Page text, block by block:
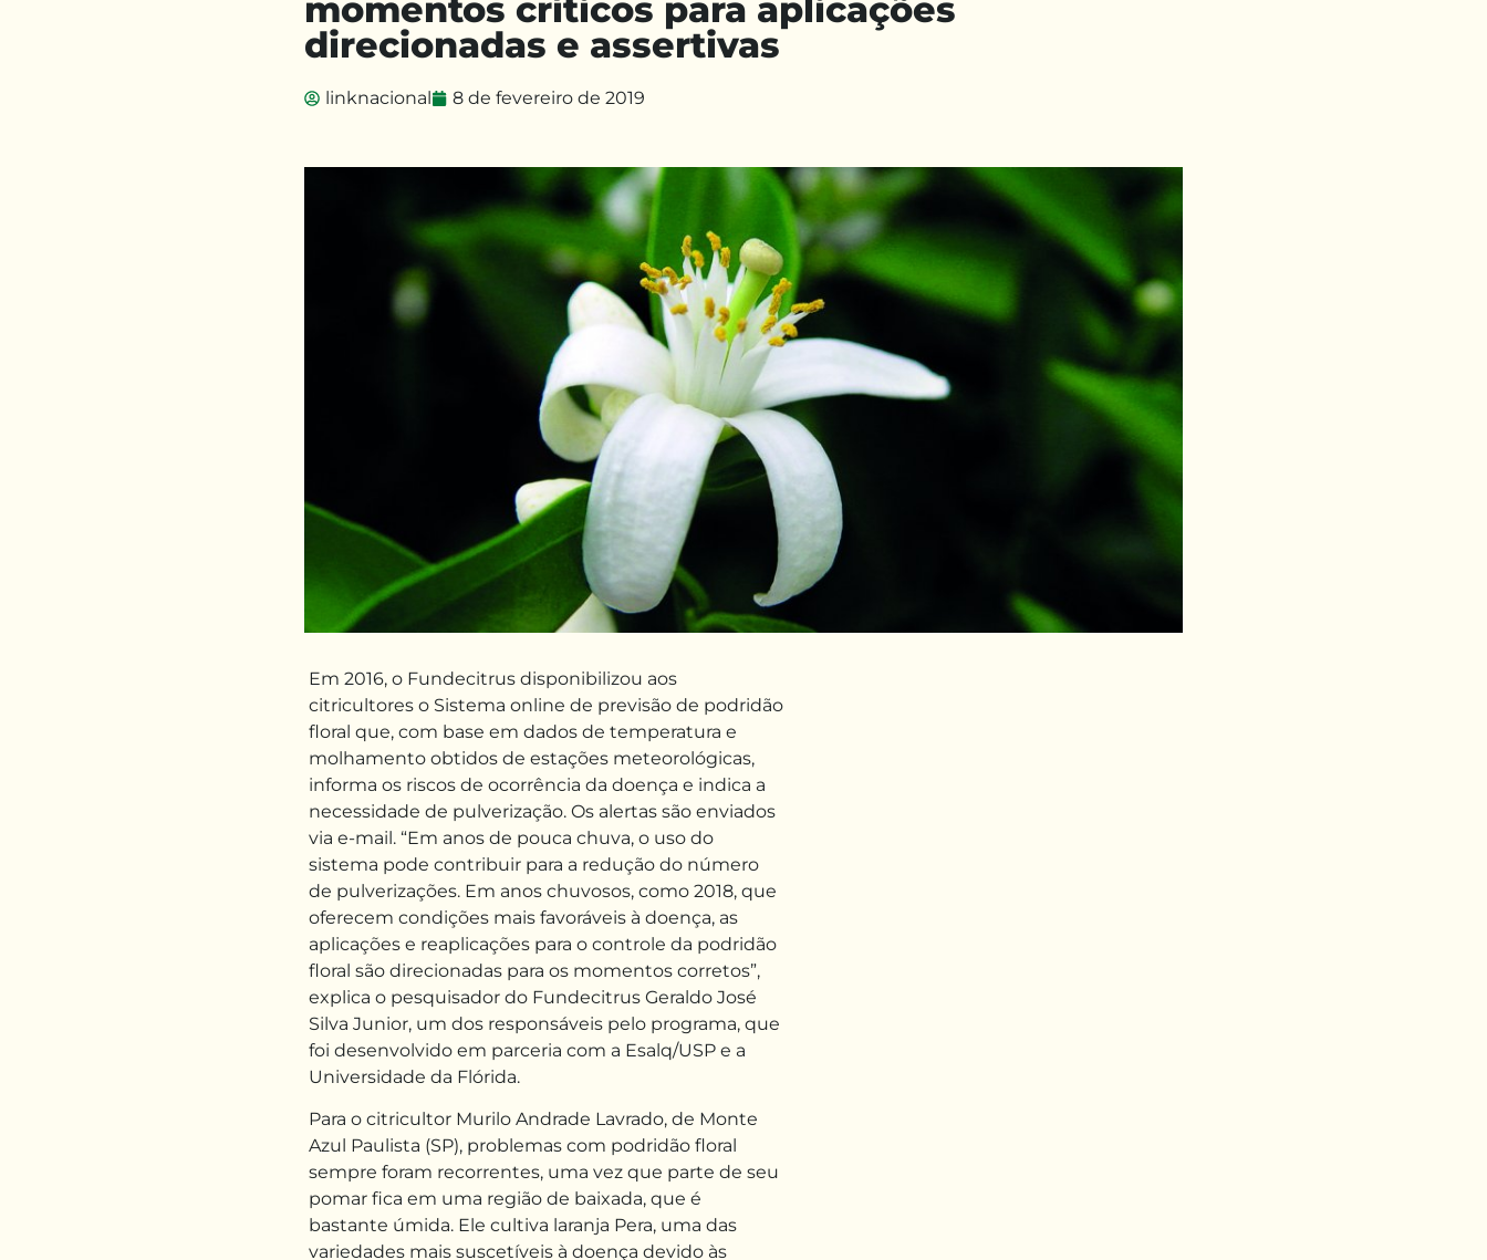
linknacional 8 de fevereiro de 2019
momentos críticos para aplicações
direcionadas e assertivas
Em 2016, o Fundecitrus disponibilizou aos
citricultores o Sistema online de previsão de podridão
floral que, com base em dados de temperatura e
molhamento obtidos de estações meteorológicas,
informa os riscos de ocorrência da doença e indica a
necessidade de pulverização. Os alertas são enviados
via e-mail. “Em anos de pouca chuva, o uso do
sistema pode contribuir para a redução do número
de pulverizações. Em anos chuvosos, como 2018, que
oferecem condições mais favoráveis à doença, as
aplicações e reaplicações para o controle da podridão
floral são direcionadas para os momentos corretos”,
explica o pesquisador do Fundecitrus Geraldo José
Silva Junior, um dos responsáveis pelo programa, que
foi desenvolvido em parceria com a Esalq/USP e a
Universidade da Flórida.
Para o citricultor Murilo Andrade Lavrado, de Monte
Azul Paulista (SP), problemas com podridão floral
sempre foram recorrentes, uma vez que parte de seu
pomar fica em uma região de baixada, que é
bastante úmida. Ele cultiva laranja Pera, uma das
variedades mais suscetíveis à doença devido às